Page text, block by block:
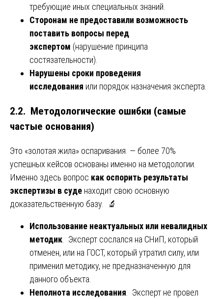
требующие иных специальных знаний.
Сторонам не предоставили возможность
поставить вопросы перед
экспертом (нарушение принципа
состязательности).
Нарушены сроки проведения
исследования или порядок назначения эксперта.
2.2. Методологические ошибки (самые
частые основания)
Это «золотая жила» оспаривания — более 70%
успешных кейсов основаны именно на методологии.
Именно здесь вопрос как оспорить результаты
экспертизы в суде находит свою основную
доказательственную базу. 🔬
Использование неактуальных или невалидных
методик . Эксперт сослался на СНиП, который
отменен, или на ГОСТ, который утратил силу, или
применил методику, не предназначенную для
данного объекта.
Неполнота исследования . Эксперт не провел